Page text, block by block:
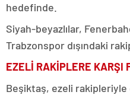
hedefinde.
Siyah-beyazlılar,
Trabzonspor dışındaki
EZELİ RAKİPLERE KARŞI
Beşiktaş, ezeli rakipleriyle